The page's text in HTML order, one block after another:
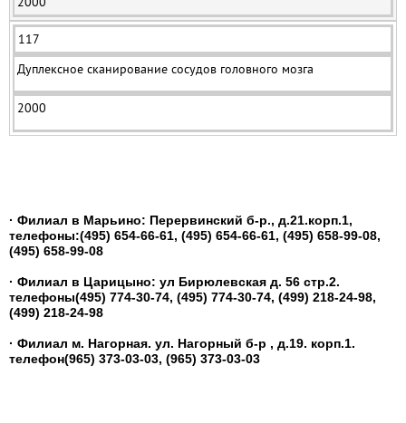
117
Дуплексное сканирование сосудов головного мозга
2000
· Филиал в Марьино: Перервинский б-р., д.21.корп.1,
телефоны:(495) 654-66-61, (495) 654-66-61, (495) 658-99-08,
(495) 658-99-08
· Филиал в Царицыно: ул Бирюлевская д. 56 стр.2.
телефоны(495) 774-30-74, (495) 774-30-74, (499) 218-24-98,
(499) 218-24-98
· Филиал м. Нагорная. ул. Нагорный б-р , д.19. корп.1.
телефон(965) 373-03-03, (965) 373-03-03